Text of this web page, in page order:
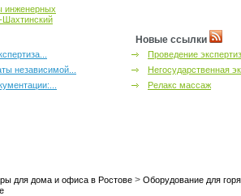
инженерных
независимой...
Новые ссылки
Проведение
Негосударственная
Релакс массаж
для дома и офиса в Ростове> Оборудование для